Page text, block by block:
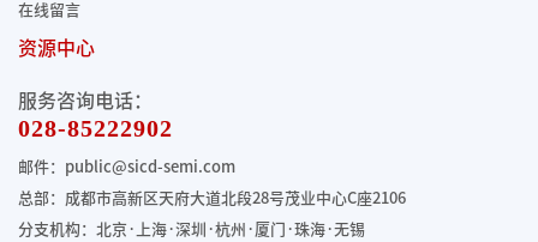
在线留言
资源中心
服务咨询电话：
028-85222902
邮件：public@sicd-semi.com
总部：成都市高新区天府大道北段28号茂业中心C座2106
分支机构：北京·上海·深圳·杭州·厦门·珠海·无锡